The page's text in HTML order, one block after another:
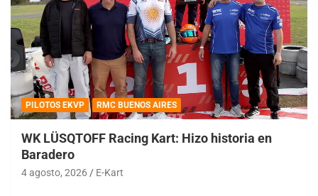
PILOTOS EKVP RMC BUENOS AIRES
WK LÜSQTOFF Racing Kart: Hizo historia en
Baradero
4 agosto, 2026 E-Kart